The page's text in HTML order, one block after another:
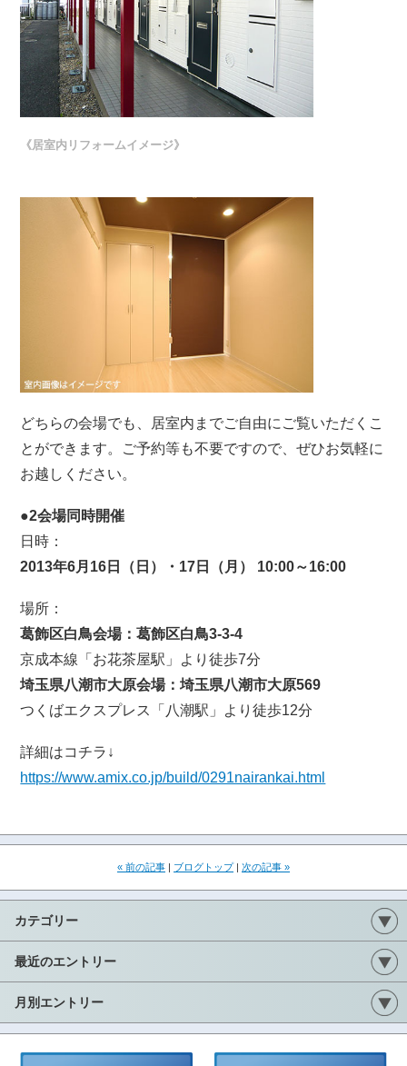
《居室内リフォームイメージ》
どちらの会場でも、居室内までご自由にご覧いただくこ
とができます。ご予約等も不要ですので、ぜひお気軽に
お越しください。
●2会場同時開催
日時：
2013年6月16日（日）・17日（月） 10:00～16:00
場所：
葛飾区白鳥会場：葛飾区白鳥3-3-4
京成本線「お花茶屋駅」より徒歩7分
埼玉県八潮市大原会場：埼玉県八潮市大原569
つくばエクスプレス「八潮駅」より徒歩12分
詳細はコチラ↓
https://www.amix.co.jp/build/0291nairankai.html
« 前の記事 | ブログトップ| 次の記事 »
カテゴリー
最近のエントリー
月別エントリー